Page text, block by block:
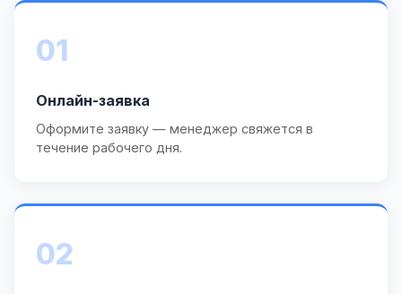
01
Онлайн-заявка
Оформите заявку — менеджер свяжется в
течение рабочего дня.
02